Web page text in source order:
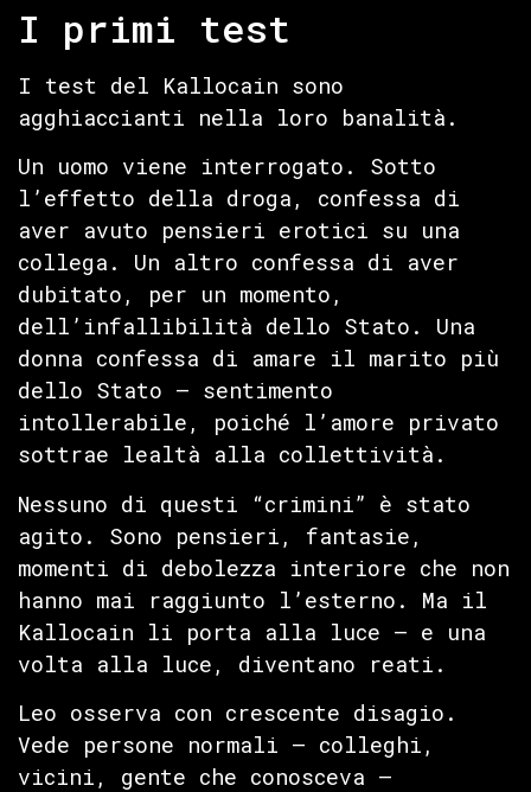
I primi test
I test del Kallocain sono
agghiaccianti nella loro banalità.
Un uomo viene interrogato. Sotto
l’effetto della droga, confessa di
aver avuto pensieri erotici su una
collega. Un altro confessa di aver
dubitato, per un momento,
dell’infallibilità dello Stato. Una
donna confessa di amare il marito più
dello Stato — sentimento
intollerabile, poiché l’amore privato
sottrae lealtà alla collettività.
Nessuno di questi “crimini” è stato
agito. Sono pensieri, fantasie,
momenti di debolezza interiore che non
hanno mai raggiunto l’esterno. Ma il
Kallocain li porta alla luce — e una
volta alla luce, diventano reati.
Leo osserva con crescente disagio.
Vede persone normali — colleghi,
vicini, gente che conosceva —